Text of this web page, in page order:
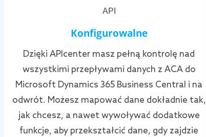
Konfigurowalne
Dzięki APIcenter masz pełną kontrolę nad
wszystkimi przepływami danych z ACA do
Microsoft Dynamics 365 Business Central i na
odwrót. Możesz mapować dane dokładnie tak,
jak chcesz, a nawet wywoływać dodatkowe
funkcje, aby przekształcić dane, gdy zajdzie